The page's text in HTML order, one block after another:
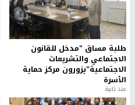
طلبة مساق "مدخل للقانون
الاجتماعي والتشريعات
الاجتماعية"يزورون مركز حماية
الأسرة
منذ ثانية